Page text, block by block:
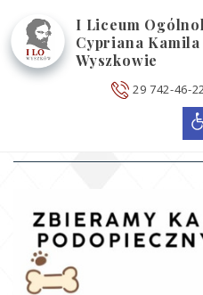
I Liceum
Cypriana
Wyszkowie
29 742-46-
i